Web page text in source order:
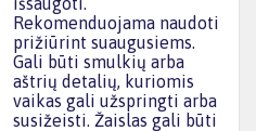
Rekomenduojama naudoti
prižiūrint suaugusiems.
Gali būti smulkių arba
aštrių detalių, kuriomis
vaikas gali užspringti arba
susižeisti. Žaislas gali būti